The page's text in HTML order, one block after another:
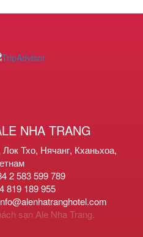
NHA TRANG
Тхо, Нячанг, Кханьхоа,
2 583 599 789
819 189 955
sạn Ale Nha Trang.